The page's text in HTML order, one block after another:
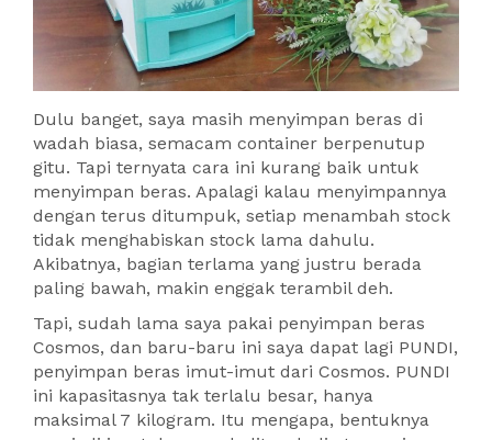
Dulu banget, saya masih menyimpan beras di
wadah biasa, semacam container berpenutup
gitu. Tapi ternyata cara ini kurang baik untuk
menyimpan beras. Apalagi kalau menyimpannya
dengan terus ditumpuk, setiap menambah stock
tidak menghabiskan stock lama dahulu.
Akibatnya, bagian terlama yang justru berada
paling bawah, makin enggak terambil deh.
Tapi, sudah lama saya pakai penyimpan beras
Cosmos, dan baru-baru ini saya dapat lagi PUNDI,
penyimpan beras imut-imut dari Cosmos. PUNDI
ini kapasitasnya tak terlalu besar, hanya
maksimal 7 kilogram. Itu mengapa, bentuknya